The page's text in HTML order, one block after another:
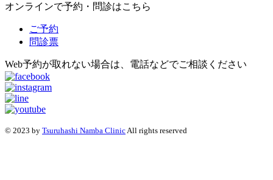
オンラインで予約・問診はこちら
ご予約
問診票
Web予約が取れない場合は、電話などでご相談ください
© 2023 by Tsuruhashi Namba Clinic All rights reserved